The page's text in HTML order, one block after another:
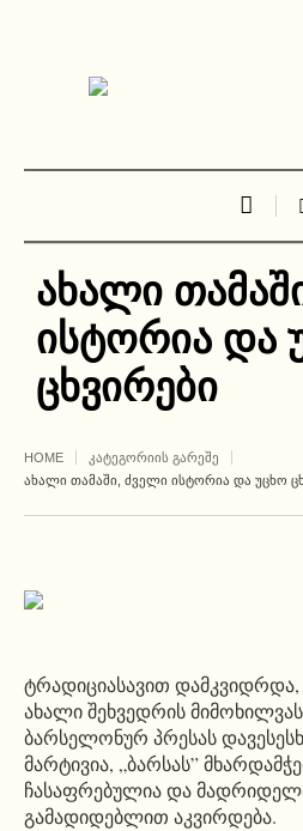
ახალი
ისტორია და
ცხვირები
HOME
ᲙᲐᲢᲔᲒᲝᲠᲘᲘᲡ ᲒᲐᲠᲔᲨᲔ
ᲐᲮᲐᲚᲘ ᲗᲐᲛᲐᲨᲘ, ᲫᲕᲔᲚᲘ ᲘᲡᲢᲝᲠᲘᲐ ᲓᲐ ᲣᲪᲮᲝ
ტრადიციასავით
ახალი შეხვედრის
ბარსელონურ პრესას
მარტივია, „ბარსას”
ჩასაფრებულია და
გამადიდებლით აკვირდება.